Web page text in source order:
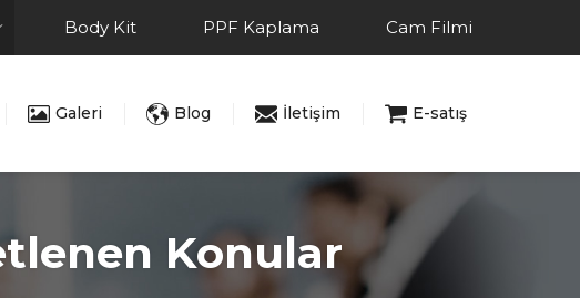
Body Kit PPF Kaplama Cam Filmi
Galeri Blog İletişim E-satış
Konular